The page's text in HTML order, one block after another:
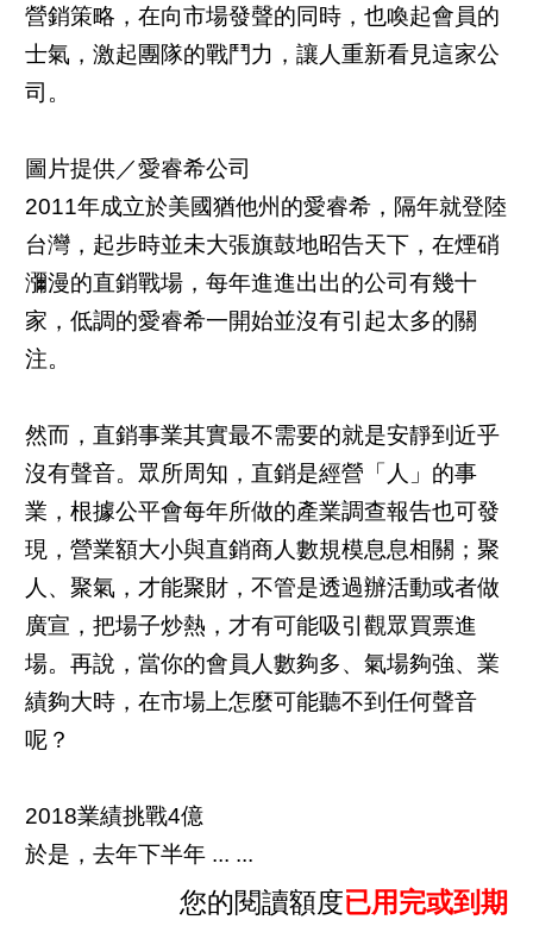
營銷策略，在向市場發聲的同時，也喚起會員的
士氣，激起團隊的戰鬥力，讓人重新看見這家公
司。
圖片提供／愛睿希公司
2011年成立於美國猶他州的愛睿希，隔年就登陸
台灣，起步時並未大張旗鼓地昭告天下，在煙硝
瀰漫的直銷戰場，每年進進出出的公司有幾十
家，低調的愛睿希一開始並沒有引起太多的關
注。
然而，直銷事業其實最不需要的就是安靜到近乎
沒有聲音。眾所周知，直銷是經營「人」的事
業，根據公平會每年所做的產業調查報告也可發
現，營業額大小與直銷商人數規模息息相關；聚
人、聚氣，才能聚財，不管是透過辦活動或者做
廣宣，把場子炒熱，才有可能吸引觀眾買票進
場。再說，當你的會員人數夠多、氣場夠強、業
績夠大時，在市場上怎麼可能聽不到任何聲音
呢？
2018業績挑戰4億
於是，去年下半年 ... ...
您的閱讀額度已用完或到期